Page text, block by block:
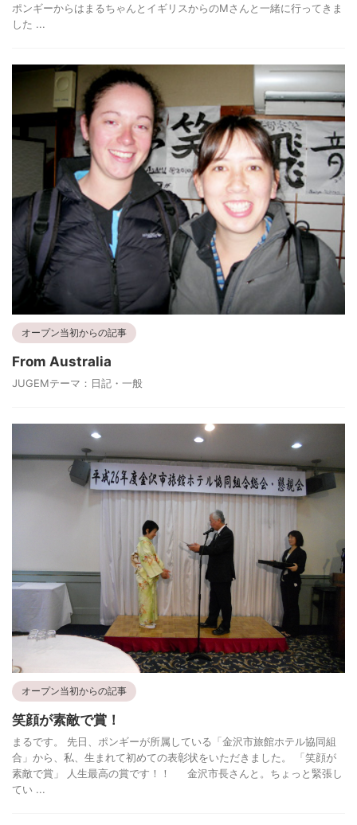
ポンギーからはまるちゃんとイギリスからのMさんと一緒に行ってきま
した ...
オープン当初からの記事
From Australia
JUGEMテーマ：日記・一般
オープン当初からの記事
笑顔が素敵で賞！
まるです。 先日、ポンギーが所属している「金沢市旅館ホテル協同組
合」から、私、生まれて初めての表彰状をいただきました。 「笑顔が
素敵で賞」 人生最高の賞です！！ 金沢市長さんと。ちょっと緊張し
てい ...